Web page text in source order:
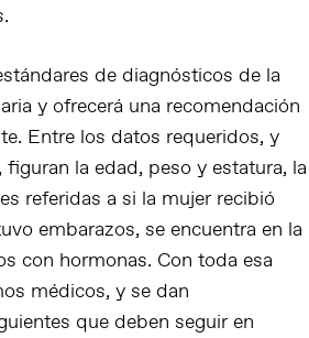
de diagnósticos de la
y ofrecerá una recomendación
Entre los datos requeridos, y
la edad, peso y estatura, la
referidas a si la mujer recibió
embarazos, se encuentra en la
con hormonas. Con toda esa
médicos, y se dan
que deben seguir en